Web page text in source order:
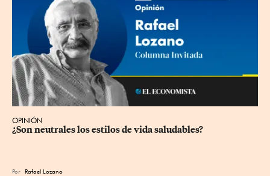
OPINIÓN
¿Son neutrales los estilos de vida saludables?
Por Rafael Lozano